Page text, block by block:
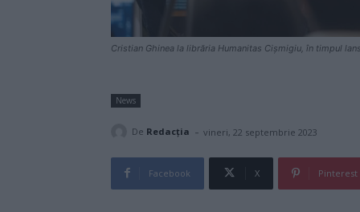
Cristian Ghinea la librăria Humanitas Cișmigiu, în timpul
News
De Redacţia - vineri, 22 septembrie 2023
Facebook X Pinterest